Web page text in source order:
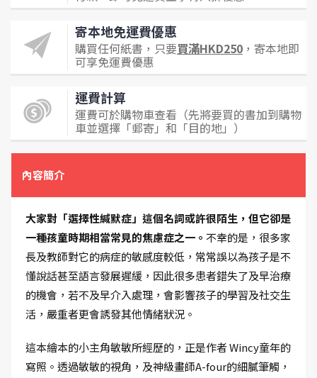
寄本地免運費優惠
購買任何紙書，只要買滿HKD250 ，寄本地即
可享免運費優惠
運費計算
運費可於購物車查看（先將要買的書加到購物
車並選擇「郵寄」和「目的地」）
內容簡介
大家對「選擇性緘默症」這個名詞或許很陌生，但它卻是
一種孩童時期相當常見的焦慮症之一。 不幸的是，很多家
長及教師對它的病症的敏感度較低，常常誤以為孩子是不
懂說話甚至語言發展遲緩，因此很多患者錯失了及早治療
的機會，若不及早介入處理，會影響孩子的學習及社交生
活，嚴重者更會誘發其他情緒狀況。
這本繪本的小主角敏敏所經歷的，正是作者 Wincy童年的
寫照。透過敏敏的視角，及神級畫師A-four的細膩筆觸，